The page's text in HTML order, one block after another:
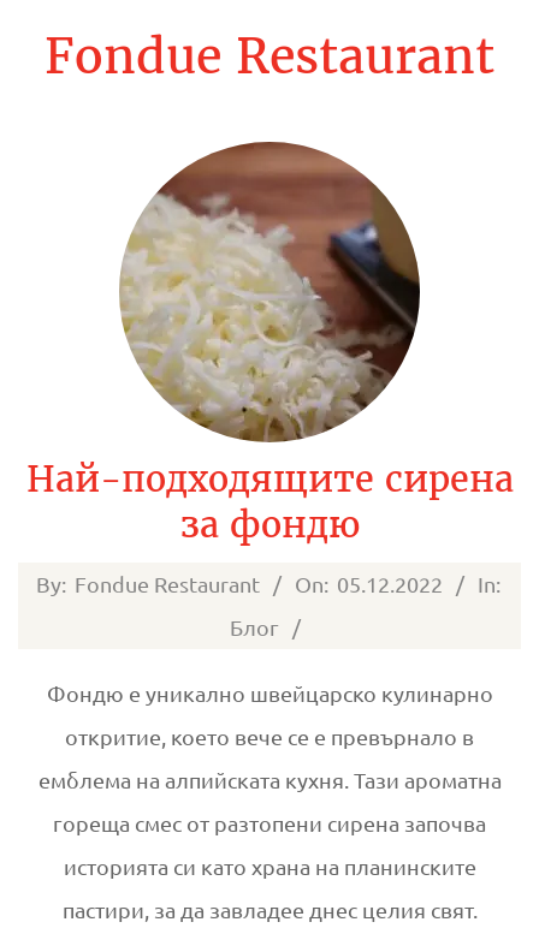
Д
Fondue Restaurant
Най-подходящите сирена
за фондю
2022-
By: Fondue Restaurant On: 05.12.2022
In:
Блог
Фондю е уникално швейцарско кулинарно
откритие, което вече се е превърнало в
емблема на алпийската кухня. Тази ароматна
гореща смес от разтопени сирена започва
историята си като храна на планинските
пастири, за да завладее днес целия свят.